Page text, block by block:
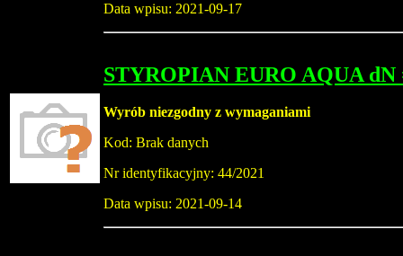
Data wpisu: 2021-09-17
STYROPIAN EURO AQUA dN
Wyrób niezgodny z wymaganiami
Kod: Brak danych
Nr identyfikacyjny: 44/2021
Data wpisu: 2021-09-14